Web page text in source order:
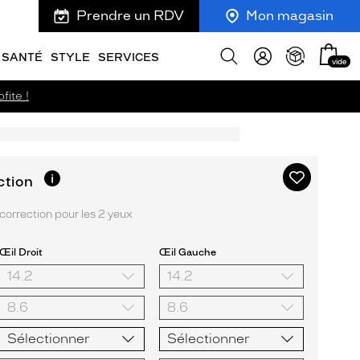
Prendre un RDV Mon magasin
SANTÉ STYLE SERVICES
Afficher
Mon
panier
vide
!
Ajouter
à
Plus
d’informations
l’option
pour les 2 yeux
Œil Droit Œil Gauche